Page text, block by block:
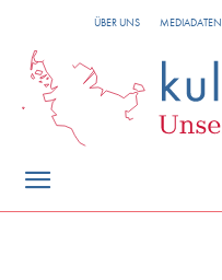
ÜBER UNS MEDIADATEN